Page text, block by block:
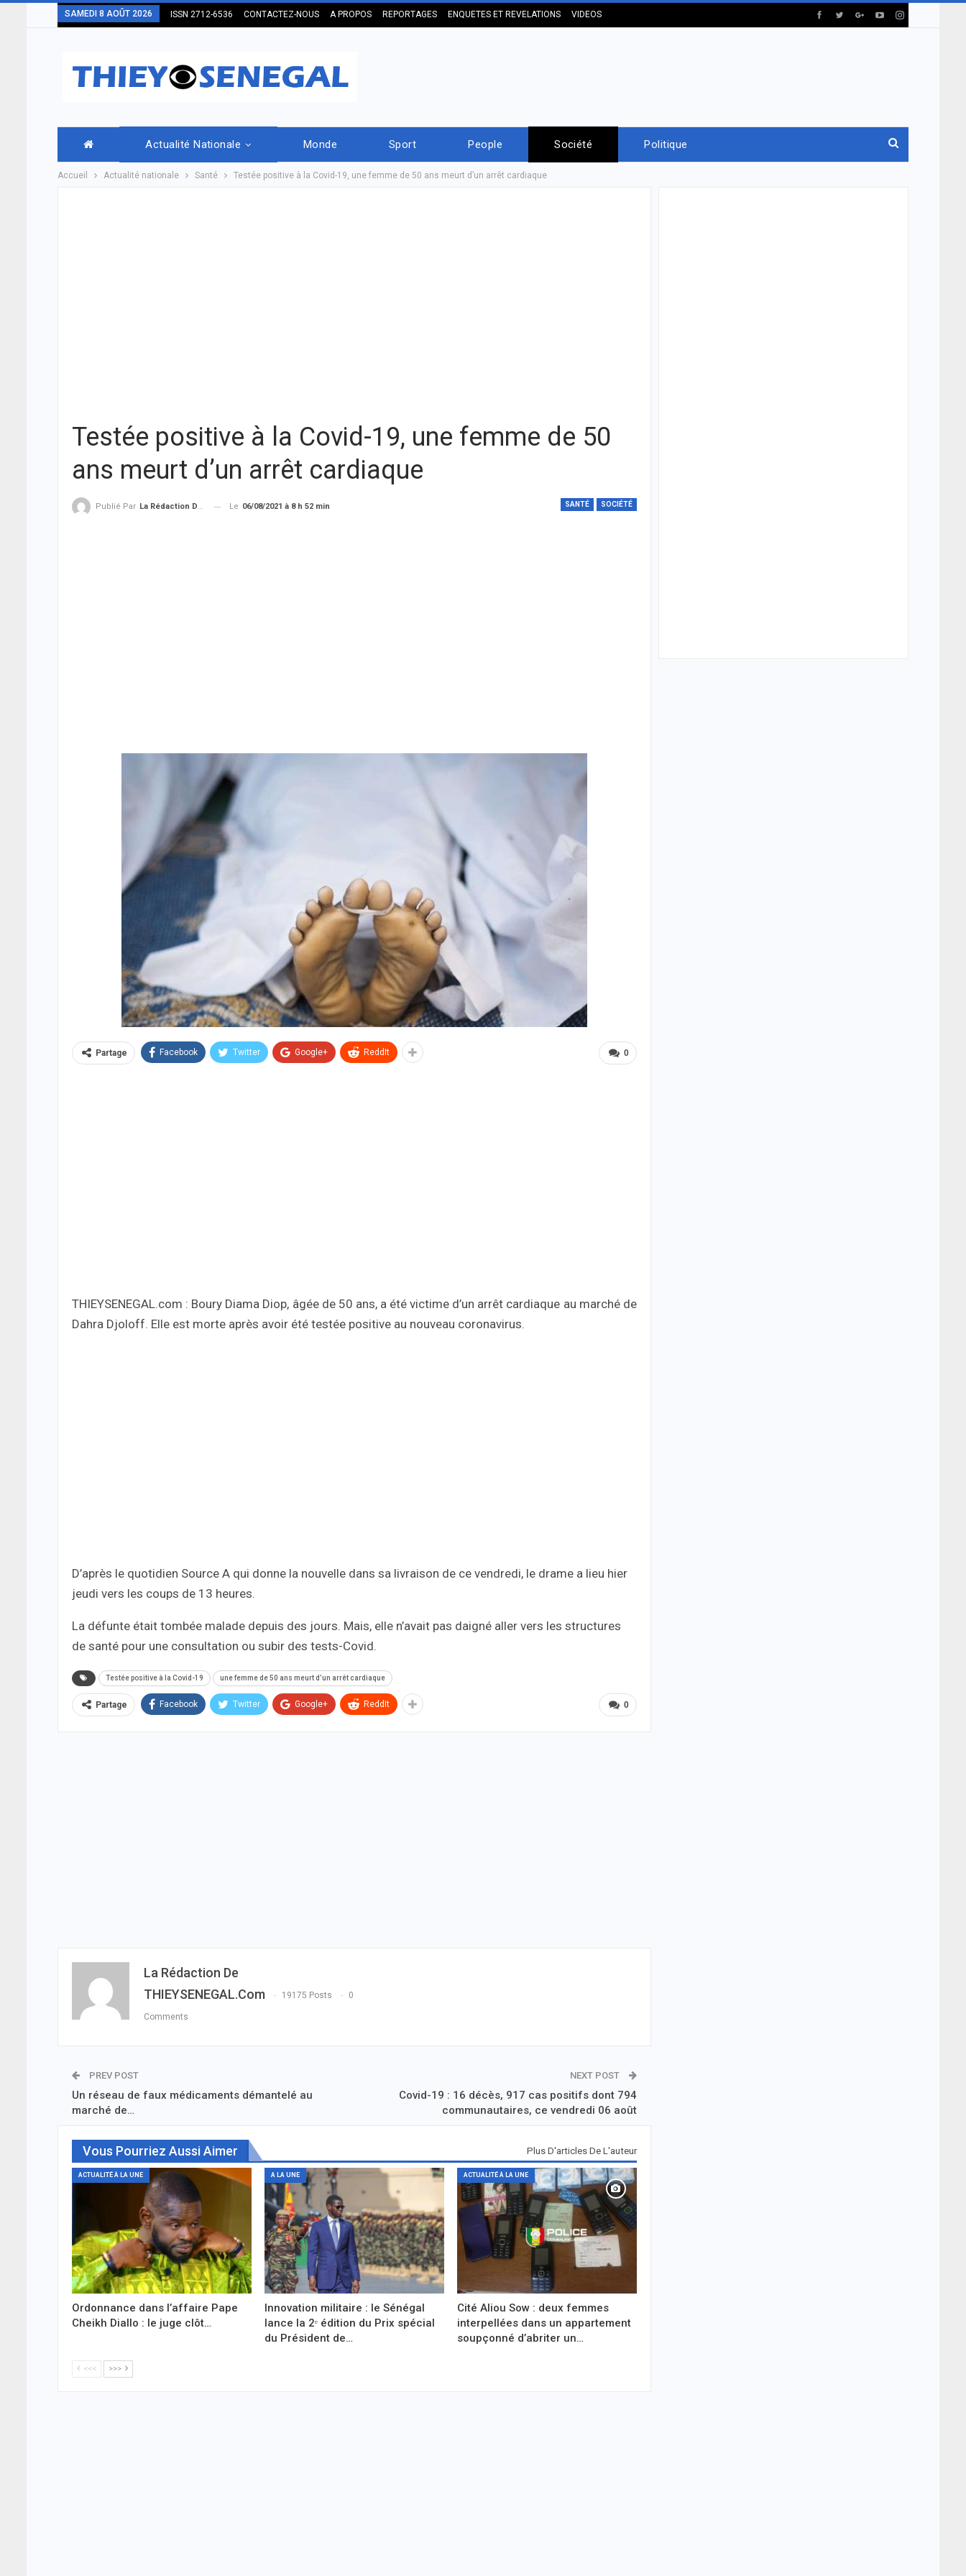
SAMEDI 8 AOÛT 2026 ISSN 2712-6536 CONTACTEZ-NOUS A PROPOS REPORTAGES ENQUETES ET REVELATIONS VIDEOS
Actualité Nationale Monde Sport People Société Politique
Accueil Actualité nationale Santé Testée positive à la Covid-19, une femme de 50 ans meurt d’un arrêt cardiaque
Testée positive à la Covid-19, une femme de 50
ans meurt d’un arrêt cardiaque
SANTÉ SOCIÉTÉ
Publié Par La Rédaction De THIEYSENEGAL.com Le 06/08/2021 à 8 h 52 min
0
Partage Facebook Twitter Google+ ReddIt
THIEYSENEGAL.com : Boury Diama Diop, âgée de 50 ans, a été victime d’un arrêt cardiaque au marché de
Dahra Djoloff. Elle est morte après avoir été testée positive au nouveau coronavirus.
D’après le quotidien Source A qui donne la nouvelle dans sa livraison de ce vendredi, le drame a lieu hier
jeudi vers les coups de 13 heures.
La défunte était tombée malade depuis des jours. Mais, elle n’avait pas daigné aller vers les structures
de santé pour une consultation ou subir des tests-Covid.
Testée positive à la Covid-19 une femme de 50 ans meurt d’un arrêt cardiaque
0
Partage Facebook Twitter Google+ ReddIt
La Rédaction De
THIEYSENEGAL.com
19175 Posts 0
Comments
PREV POST
Un réseau de faux médicaments démantelé au
marché de…
NEXT POST
Covid-19 : 16 décès, 917 cas positifs dont 794
communautaires, ce vendredi 06 août
Vous Pourriez Aussi Aimer Plus D'articles De L'auteur
ACTUALITÉ À LA UNE
Ordonnance dans l’affaire Pape
Cheikh Diallo : le juge clôt…
A LA UNE
Innovation militaire : le Sénégal
lance la 2ᵉ édition du Prix spécial
du Président de…
ACTUALITÉ À LA UNE
Cité Aliou Sow : deux femmes
interpellées dans un appartement
soupçonné d’abriter un…
<<< >>>